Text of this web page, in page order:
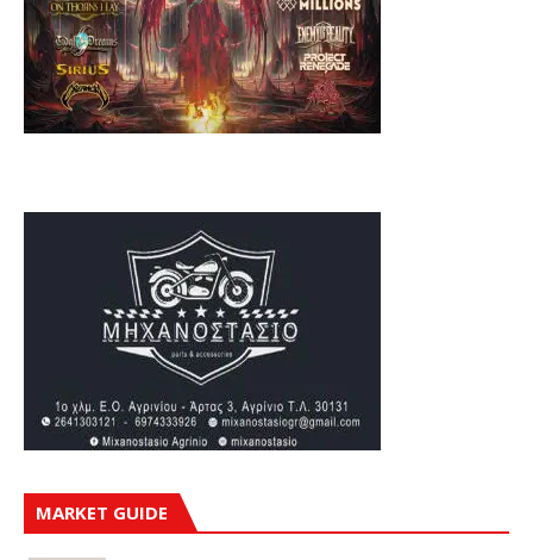
MARKET GUIDE